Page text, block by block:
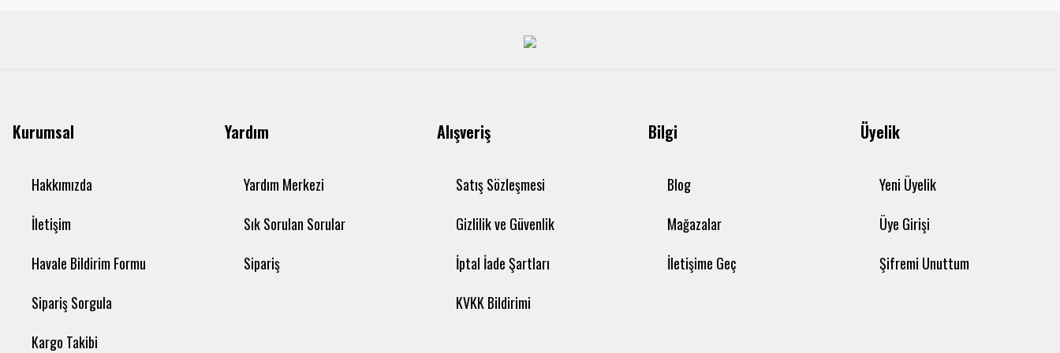
Kurumsal
Hakkımızda
İletişim
Havale Bildirim Formu
Sipariş Sorgula
Kargo Takibi
Yardım
Yardım Merkezi
Sık Sorulan Sorular
Sipariş
Alışveriş
Satış Sözleşmesi
Gizlilik ve Güvenlik
İptal İade Şartları
KVKK Bildirimi
Bilgi
Blog
Mağazalar
İletişime Geç
Üyelik
Yeni Üyelik
Üye Girişi
Şifremi Unuttum